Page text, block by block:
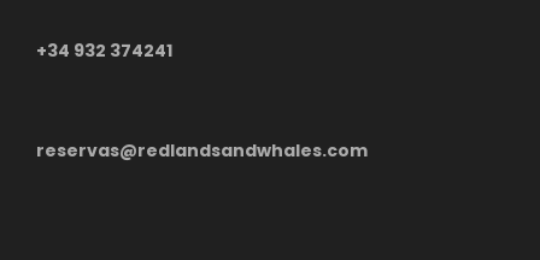
+34 932 374241
reservas@redlandsandwhales.com